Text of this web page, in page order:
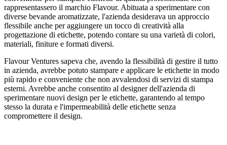
rappresentassero il marchio Flavour. Abituata a sperimentare con
diverse bevande aromatizzate, l'azienda desiderava un approccio
flessibile anche per aggiungere un tocco di creatività alla
progettazione di etichette, potendo contare su una varietà di colori,
materiali, finiture e formati diversi.
Flavour Ventures sapeva che, avendo la flessibilità di gestire il tutto
in azienda, avrebbe potuto stampare e applicare le etichette in modo
più rapido e conveniente che non avvalendosi di servizi di stampa
esterni. Avrebbe anche consentito al designer dell'azienda di
sperimentare nuovi design per le etichette, garantendo al tempo
stesso la durata e l'impermeabilità delle etichette senza
compromettere il design.